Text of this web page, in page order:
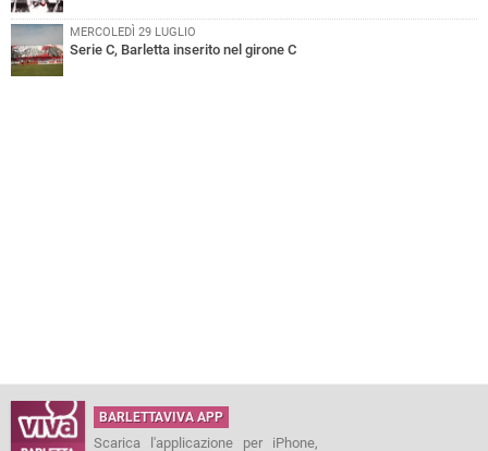
MERCOLEDÌ 29 LUGLIO
Serie C, Barletta inserito nel girone C
BARLETTAVIVA APP
Scarica l'applicazione per iPhone,